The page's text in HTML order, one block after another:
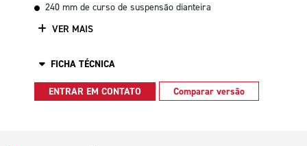
240 mm de curso de suspensão dianteira
VER MAIS
FICHA TÉCNICA
ENTRAR EM CONTATO Comparar versão